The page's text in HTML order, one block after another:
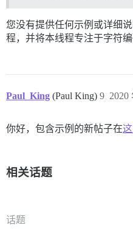
您没有提供任何示例或详细
程，并将本线程专注于字符编
Paul_King (Paul King) 2020
9
你好，包含示例的新帖子在
相关话题
话题